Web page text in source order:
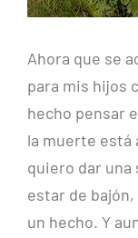
Ahora que se
para mis hijos
hecho pensar
la muerte está
quiero dar una
estar de
un hecho. Y